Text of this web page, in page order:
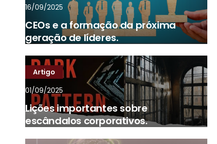
16/09/2025
CEOs e a formação da próxima
geração de líderes.
Artigo
01/09/2025
Lições importantes sobre
escândalos corporativos.